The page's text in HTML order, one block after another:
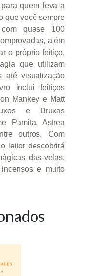
quem leva a
que você sempre
quase 100
além
o próprio feitiço,
que utilizam
até visualização
inclui feitiços
Mankey e Matt
e Bruxas
Pamita, Astrea
outros. Com
leitor descobrirá
das velas,
e muito